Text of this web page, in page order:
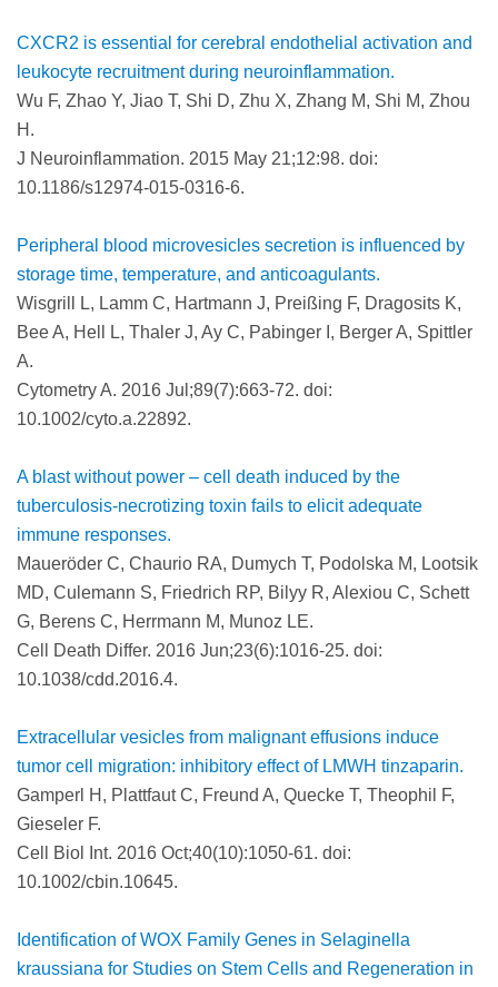
CXCR2 is essential for cerebral endothelial activation and
leukocyte recruitment during neuroinflammation.
Wu F, Zhao Y, Jiao T, Shi D, Zhu X, Zhang M, Shi M, Zhou
H.
J Neuroinflammation. 2015 May 21;12:98. doi:
10.1186/s12974-015-0316-6.
Peripheral blood microvesicles secretion is influenced by
storage time, temperature, and anticoagulants.
Wisgrill L, Lamm C, Hartmann J, Preißing F, Dragosits K,
Bee A, Hell L, Thaler J, Ay C, Pabinger I, Berger A, Spittler
A.
Cytometry A. 2016 Jul;89(7):663-72. doi:
10.1002/cyto.a.22892.
A blast without power – cell death induced by the
tuberculosis-necrotizing toxin fails to elicit adequate
immune responses.
Maueröder C, Chaurio RA, Dumych T, Podolska M, Lootsik
MD, Culemann S, Friedrich RP, Bilyy R, Alexiou C, Schett
G, Berens C, Herrmann M, Munoz LE.
Cell Death Differ. 2016 Jun;23(6):1016-25. doi:
10.1038/cdd.2016.4.
Extracellular vesicles from malignant effusions induce
tumor cell migration: inhibitory effect of LMWH tinzaparin.
Gamperl H, Plattfaut C, Freund A, Quecke T, Theophil F,
Gieseler F.
Cell Biol Int. 2016 Oct;40(10):1050-61. doi:
10.1002/cbin.10645.
Identification of WOX Family Genes in Selaginella
kraussiana for Studies on Stem Cells and Regeneration in